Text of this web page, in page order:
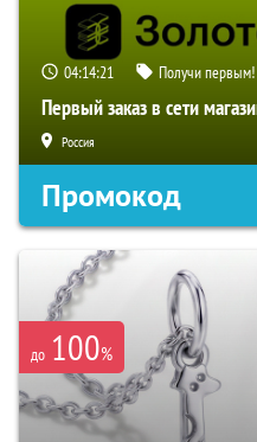
04:14:20 Получи первым!
Первый заказ в сети
Россия
Промокод
до 100%